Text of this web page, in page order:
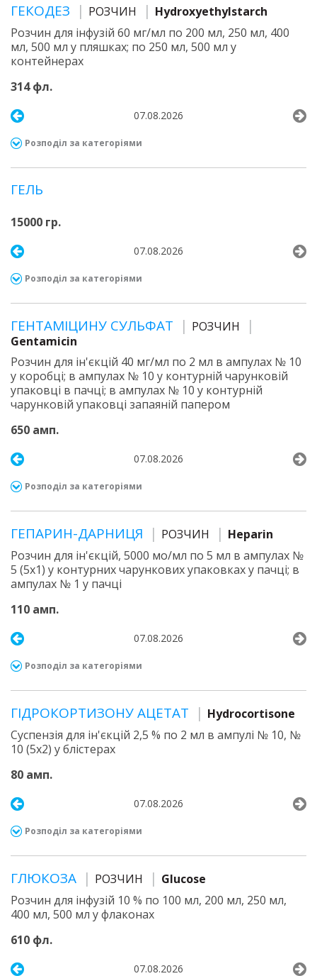
ГЕКОДЕЗ РОЗЧИН
Hydroxyethylstarch
Розчин для інфузій 60 мг/мл по 200 мл, 250 мл, 400
мл, 500 мл у пляшках; по 250 мл, 500 мл у
контейнерах
314 фл.
07.08.2026
Розподіл за категоріями
ГЕЛЬ
15000 гр.
07.08.2026
Розподіл за категоріями
ГЕНТАМІЦИНУ СУЛЬФАТ
РОЗЧИН
Gentamicin
Розчин для ін'єкцій 40 мг/мл по 2 мл в ампулах № 10
у коробці; в ампулах № 10 у контурній чарунковій
упаковці в пачці; в ампулах № 10 у контурній
чарунковій упаковці запаяній папером
650 амп.
07.08.2026
Розподіл за категоріями
ГЕПАРИН-ДАРНИЦЯ РОЗЧИН
Heparin
Розчин для ін'єкцій, 5000 мо/мл по 5 мл в ампулах №
5 (5х1) у контурних чарункових упаковках у пачці; в
ампулах № 1 у пачці
110 амп.
07.08.2026
Розподіл за категоріями
ГІДРОКОРТИЗОНУ АЦЕТАТ
Hydrocortisone
Суспензія для ін'єкцій 2,5 % по 2 мл в ампулі № 10, №
10 (5х2) у блістерах
80 амп.
07.08.2026
Розподіл за категоріями
ГЛЮКОЗА РОЗЧИН
Glucose
Розчин для інфузій 10 % по 100 мл, 200 мл, 250 мл,
400 мл, 500 мл у флаконах
610 фл.
07.08.2026